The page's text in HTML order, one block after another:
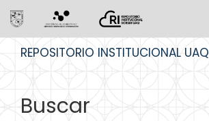
REPOSITORIO INSTITUCIONAL UAQ
Buscar